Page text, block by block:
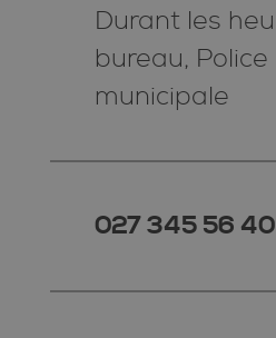
Durant les
bureau, Police
municipale
027 345 56 40